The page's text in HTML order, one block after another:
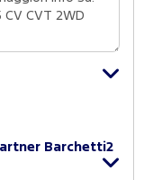
Barchetti2